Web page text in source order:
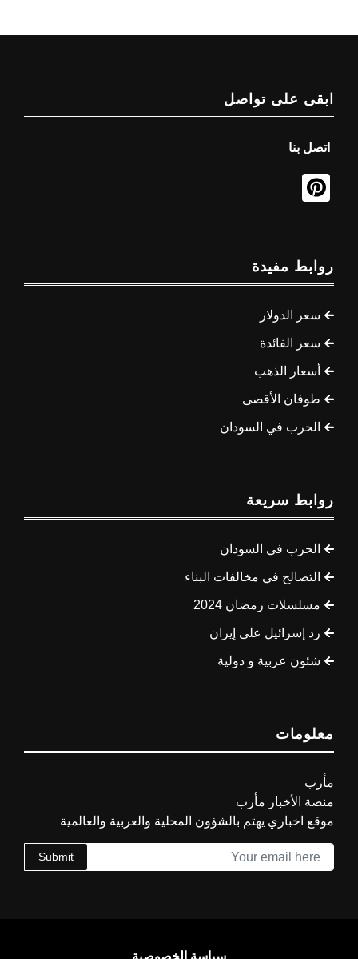
ابقى على تواصل
اتصل بنا
روابط مفيدة
سعر الدولار
سعر الفائدة
أسعار الذهب
طوفان الأقصى
الحرب في السودان
روابط سريعة
الحرب في السودان
التصالح في مخالفات البناء
مسلسلات رمضان 2024
رد إسرائيل على إيران
شئون عربية و دولية
معلومات
مأرب
منصة الأخبار مأرب
موقع اخباري يهتم بالشؤون المحلية والعربية والعالمية
Submit